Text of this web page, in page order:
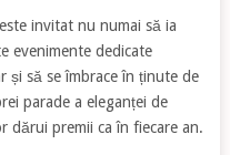
invitat nu numai să ia
evenimente dedicate
și să se îmbrace în ținute de
parade a eleganței de
dărui premii ca în fiecare an.